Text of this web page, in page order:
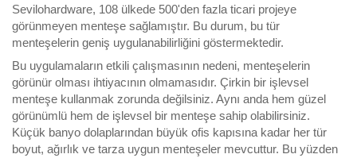
Sevilohardware, 108 ülkede 500'den fazla ticari projeye
görünmeyen menteşe sağlamıştır. Bu durum, bu tür
menteşelerin geniş uygulanabilirliğini göstermektedir.
Bu uygulamaların etkili çalışmasının nedeni, menteşelerin
görünür olması ihtiyacının olmamasıdır. Çirkin bir işlevsel
menteşe kullanmak zorunda değilsiniz. Aynı anda hem güzel
görünümlü hem de işlevsel bir menteşe sahip olabilirsiniz.
Küçük banyo dolaplarından büyük ofis kapısına kadar her tür
boyut, ağırlık ve tarza uygun menteşeler mevcuttur. Bu yüzden